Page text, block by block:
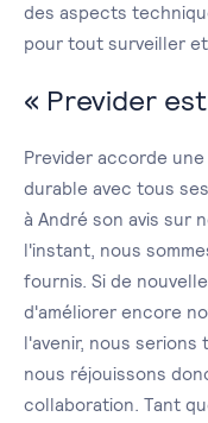
des aspects
pour tout surveiller
« Previder
Previder accorde
durable avec tous
à André son avis sur
l'instant, nous
fournis. Si de
d'améliorer encore
l'avenir, nous serions
nous réjouissons
collaboration. Tant